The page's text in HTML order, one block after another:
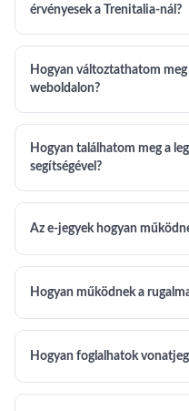
érvényesek a Trenitalia-nál?
Hogyan változtathatom
weboldalon?
Hogyan találhatom meg a
segítségével?
Az e-jegyek hogyan
Hogyan működnek a
Hogyan foglalhatok